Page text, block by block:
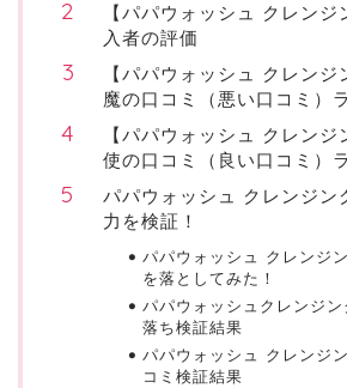
【パパウォッシュ クレン
入者の評価
【パパウォッシュ クレン
魔の口コミ（悪い口コミ）
【パパウォッシュ クレン
使の口コミ（良い口コミ）
パパウォッシュ クレンジン
力を検証！
パパウォッシュ クレンジ
を落としてみた！
パパウォッシュクレンジ
落ち検証結果
パパウォッシュ クレンジ
コミ検証結果